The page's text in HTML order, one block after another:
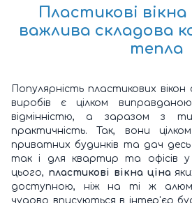
Пластикові
важлива складова
тепла
Популярність пластикових вікон
виробів є цілком
відмінністю, а заразом з
практичність. Так, вони
приватних будинків та дач десь
так і для квартир та офісів у
цього, пластикові вікна ціна
доступною, ніж на ті ж
чудово вписуються в інтер'єр